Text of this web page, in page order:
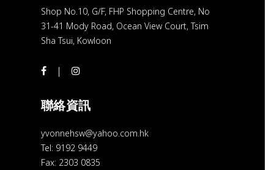
Shop No.10, G/F, FHP Shopping Centre, No
31-41 Mody Road, Ocean View Court, Tsim
Sha Tsui, Kowloon
聯絡資訊
yvonnehsw@yahoo.com.hk
Tel: 9192 9449
Fax: 2303 0835